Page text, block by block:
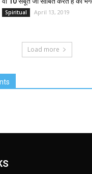
Spiritual April 13, 2019
Load more